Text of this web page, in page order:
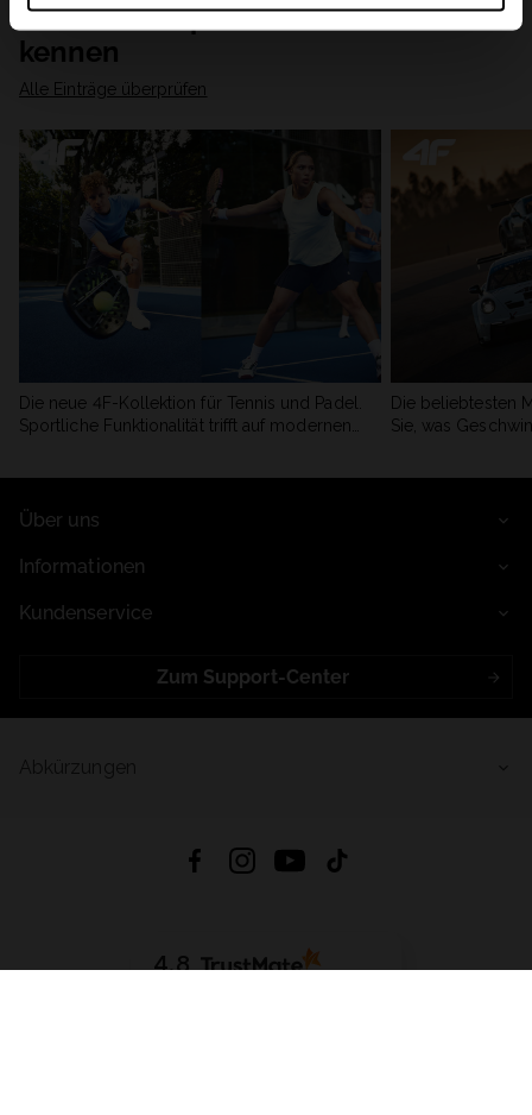
Lernen Sie Sport von Grund auf
kennen
Alle Einträge überprüfen
Die neue 4F-Kollektion für Tennis und Padel.
Sportliche Funktionalität trifft auf modernen
Die beliebtesten
Sie, was
Über uns
Informationen
Kundenservice
Zum Support-Center
4.8